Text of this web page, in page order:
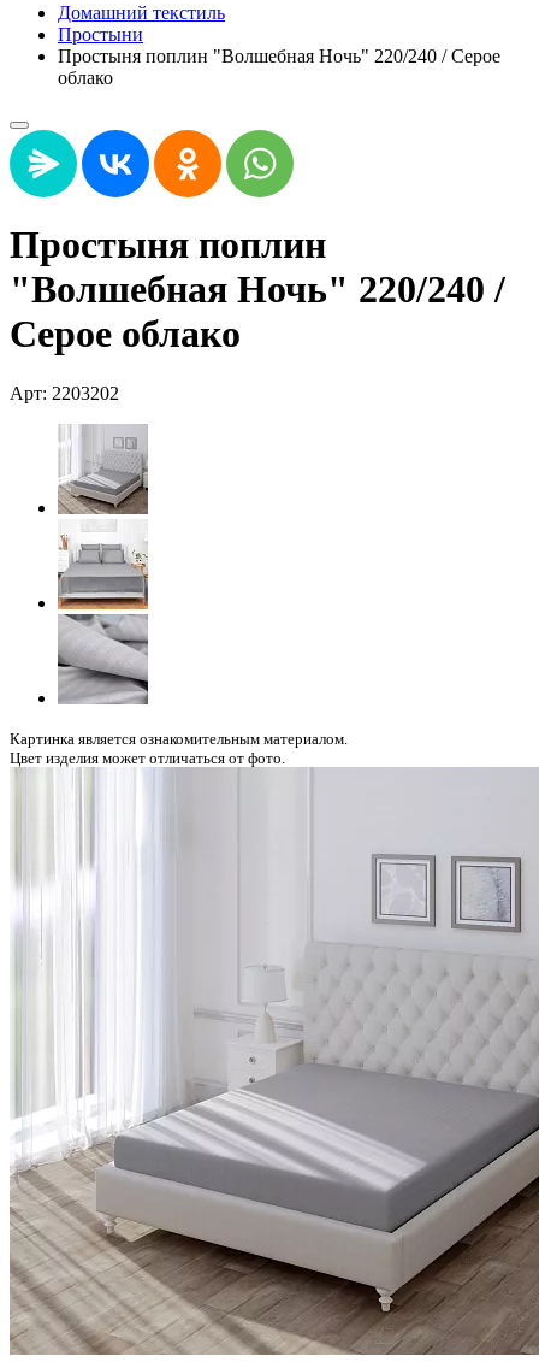
Домашний текстиль
Простыни
Простыня поплин "Волшебная Ночь" 220/240 / Серое
облако
Простыня поплин
"Волшебная Ночь" 220/240 /
Серое облако
Арт: 2203202
Картинка является ознакомительным материалом.
Цвет изделия может отличаться от фото.